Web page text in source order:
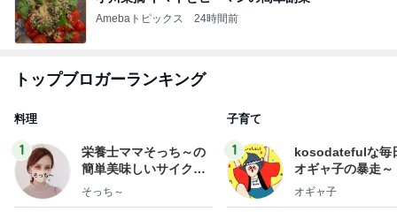
Amebaトピックス 24時間前
トップブロガーランキング
料理
1
栄養士ママそっち～の
簡単美味しいサイクル
献立
そっち～
子育て
1
kosodatefulな毎
オギャ子の暴走～
オギャ子